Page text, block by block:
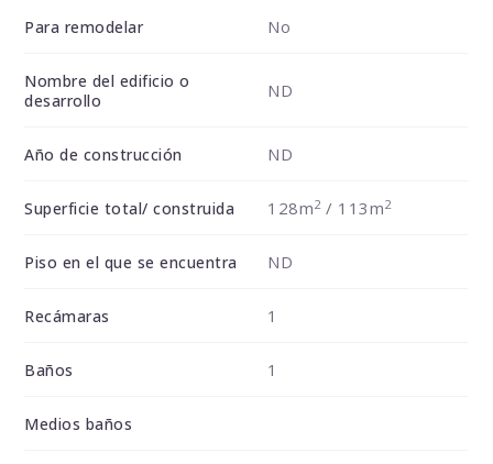
Para remodelar No
Nombre del edificio o
desarrollo
ND
Año de construcción ND
Superficie total/ construida 128m2/ 113m2
Piso en el que se encuentra ND
Recámaras 1
Baños 1
Medios baños